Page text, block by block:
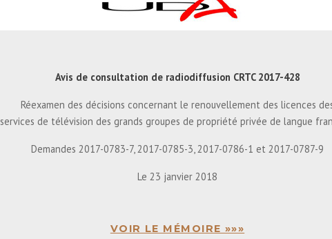
Avis de consultation de radiodiffusion CRTC 2017-428
Réexamen des décisions concernant le renouvellement des licences
services de télévision des grands groupes de propriété privée de langue
Demandes 2017-0783-7, 2017-0785-3, 2017-0786-1 et 2017-0787-9
Le 23 janvier 2018
VOIR LE MÉMOIRE »»»